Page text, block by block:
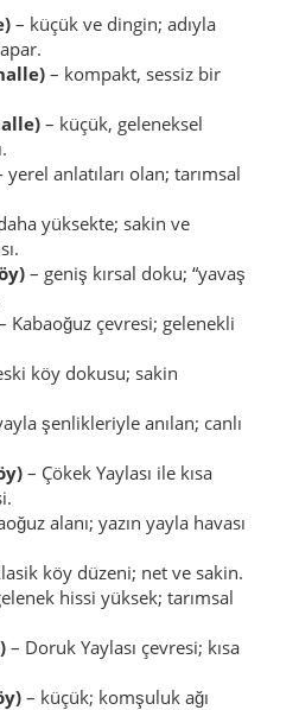
– küçük, daha “köy gibi” bir
anlatıları olan; tarımsal
köy dokusu; sakin
şenlikleriyle anılan; canlı
– Çökek Yaylası ile kısa
alanı; yazın yayla havası
köy düzeni; net ve sakin.